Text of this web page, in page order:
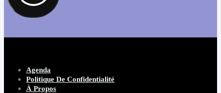
Agenda
Politique De Confidentialité
À Propos